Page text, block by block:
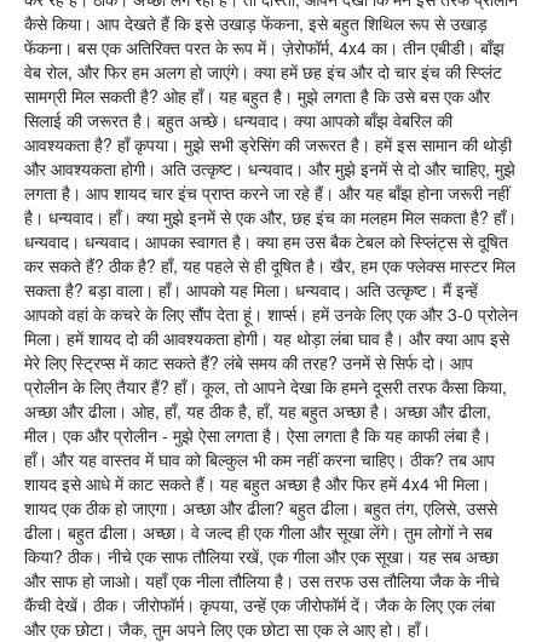
कैसे किया। आप देखते हैं कि इसे उखाड़ फेंकना, इसे बहुत शिथिल रूप से उखाड़
फेंकना। बस एक अतिरिक्त परत के रूप में। ज़ेरोफॉर्म, 4x4 का। तीन एबीडी। बाँझ
वेब रोल, और फिर हम अलग हो जाएंगे। क्या हमें छह इंच और दो चार इंच की स्प्लिंट
सामग्री मिल सकती है? ओह हाँ। यह बहुत है। मुझे लगता है कि उसे बस एक और
सिलाई की जरूरत है। बहुत अच्छे। धन्यवाद। क्या आपको बाँझ वेबरिल की
आवश्यकता है? हाँ कृपया। मुझे सभी ड्रेसिंग की जरूरत है। हमें इस सामान की थोड़ी
और आवश्यकता होगी। अति उत्कृष्ट। धन्यवाद। और मुझे इनमें से दो और चाहिए, मुझे
लगता है। आप शायद चार इंच प्राप्त करने जा रहे हैं। और यह बाँझ होना जरूरी नहीं
है। धन्यवाद। हाँ। क्या मुझे इनमें से एक और, छह इंच का मलहम मिल सकता है? हाँ।
धन्यवाद। धन्यवाद। आपका स्वागत है। क्या हम उस बैक टेबल को स्प्लिंट्स से दूषित
कर सकते हैं? ठीक है? हाँ, यह पहले से ही दूषित है। खैर, हम एक फ्लेक्स मास्टर मिल
सकता है? बड़ा वाला। हाँ। आपको यह मिला। धन्यवाद। अति उत्कृष्ट। मैं इन्हें
आपको वहां के कचरे के लिए सौंप देता हूं। शार्प्स। हमें उनके लिए एक और 3-0 प्रोलेन
मिला। हमें शायद दो की आवश्यकता होगी। यह थोड़ा लंबा घाव है। और क्या आप इसे
मेरे लिए स्ट्रिप्स में काट सकते हैं? लंबे समय की तरह? उनमें से सिर्फ दो। आप
प्रोलीन के लिए तैयार हैं? हाँ। कूल, तो आपने देखा कि हमने दूसरी तरफ कैसा किया,
अच्छा और ढीला। ओह, हाँ, यह ठीक है, हाँ, यह बहुत अच्छा है। अच्छा और ढीला,
मील। एक और प्रोलीन - मुझे ऐसा लगता है। ऐसा लगता है कि यह काफी लंबा है।
हाँ। और यह वास्तव में घाव को बिल्कुल भी कम नहीं करना चाहिए। ठीक? तब आप
शायद इसे आधे में काट सकते हैं। यह बहुत अच्छा है और फिर हमें 4x4 भी मिला।
शायद एक ठीक हो जाएगा। अच्छा और ढीला? बहुत ढीला। बहुत तंग, एलिसे, उससे
ढीला। बहुत ढीला। अच्छा। वे जल्द ही एक गीला और सूखा लेंगे। तुम लोगों ने सब
किया? ठीक। नीचे एक साफ तौलिया रखें, एक गीला और एक सूखा। यह सब अच्छा
और साफ हो जाओ। यहाँ एक नीला तौलिया है। उस तरफ उस तौलिया जैक के नीचे
कैंची देखें। ठीक। जीरोफॉर्म। कृपया, उन्हें एक जीरोफॉर्म दें। जैक के लिए एक लंबा
और एक छोटा। जैक, तुम अपने लिए एक छोटा सा एक ले आए हो। हाँ।